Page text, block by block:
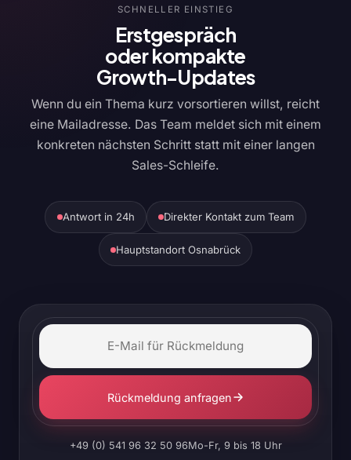
SCHNELLER EINSTIEG
Erstgespräch
oder kompakte
Growth-Updates
Wenn du ein Thema kurz vorsortieren willst, reicht
eine Mailadresse. Das Team meldet sich mit einem
konkreten nächsten Schritt statt mit einer langen
Sales-Schleife.
Antwort in 24h Direkter Kontakt zum Team
Hauptstandort Osnabrück
Rückmeldung anfragen
+49 (0) 541 96 32 50 96Mo-Fr, 9 bis 18 Uhr